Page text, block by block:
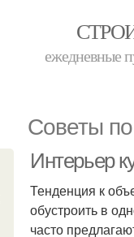
ежедневные
Советы
Интерьер
Тенденция к
обустроить в
часто